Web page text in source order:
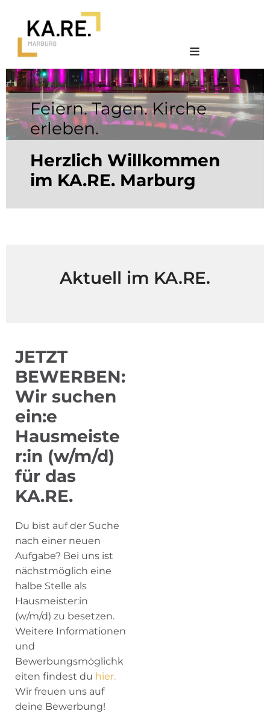
Feiern. Tagen. Kirche
erleben.
Herzlich Willkommen
im KA.RE. Marburg
Aktuell im KA.RE.
JETZT
BEWERBEN:
Wir suchen
ein:e
Hausmeiste
r:in (w/m/d)
für das
KA.RE.
Du bist auf der Suche
nach einer neuen
Aufgabe? Bei uns ist
nächstmöglich eine
halbe Stelle als
Hausmeister:in
(w/m/d) zu besetzen.
Weitere Informationen
und
Bewerbungsmöglichk
eiten findest du hier.
Wir freuen uns auf
deine Bewerbung!